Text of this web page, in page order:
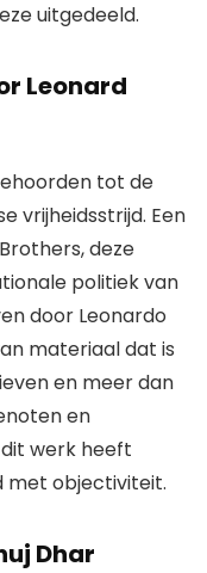
uitgedeeld.
Leonard
tot de
vrijheidsstrijd. Een
deze
politiek van
door Leonardo
materiaal dat is
en meer dan
en
werk heeft
met objectiviteit.
Dhar